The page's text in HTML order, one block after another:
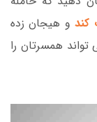
کند و هیجان زده
همسرتان را